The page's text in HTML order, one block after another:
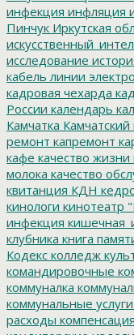
инфекция инфляция
Пинчук Иркутская
исследование
кабель линии
кадровая чехарда
России календарь
Камчатка Камчатский
ремонт капремонт
кафе качество жизни
молока качество
квитанция КДН
кинологи кинотеатр
инфекция
клубника книга
Кодекс колледж
командировочные
коммуналка
коммунальные услуги
расходы компенсация